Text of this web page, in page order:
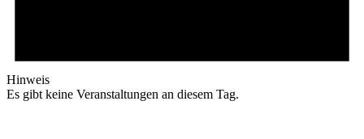
Hinweis
Es gibt keine Veranstaltungen an diesem Tag.